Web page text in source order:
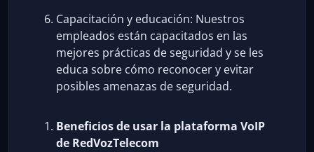
Capacitación y educación: Nuestros
empleados están capacitados en las
mejores prácticas de seguridad y se les
educa sobre cómo reconocer y evitar
posibles amenazas de seguridad.
Beneficios de usar la plataforma VoIP
de RedVozTelecom